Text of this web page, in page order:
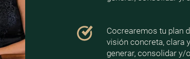
Cocrearemos tu plan
visión concreta, clara
generar, consolidar y/